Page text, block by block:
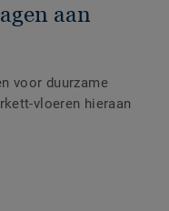
aan
voor duurzame
vloeren hieraan